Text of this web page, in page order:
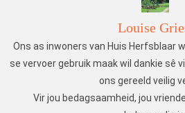
Louise
Ons as inwoners van Huis Herfsblaar
se vervoer gebruik maak wil dankie sê
ons gereeld veilig
Vir jou bedagsaamheid, jou